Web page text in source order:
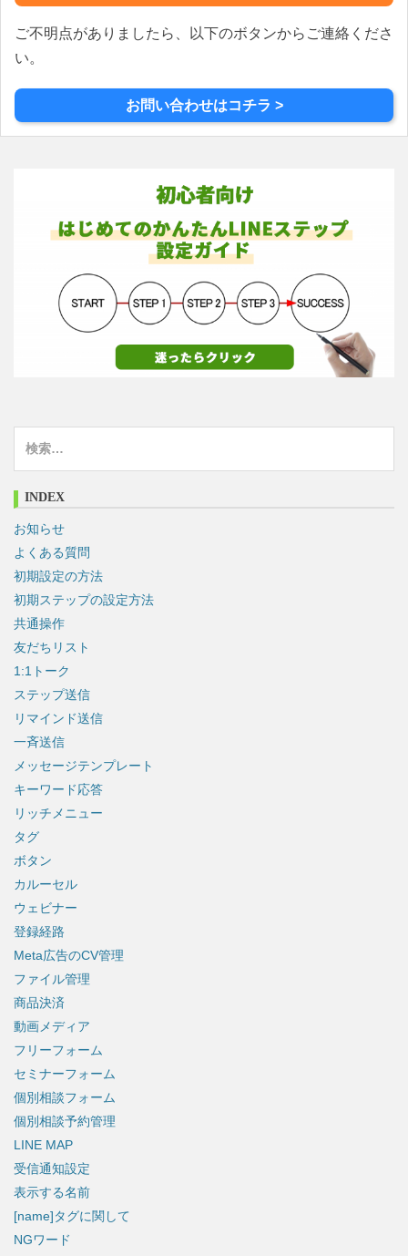
ョ
ン
ご不明点がありましたら、以下のボタンからご連絡くださ
い。
お問い合わせはコチラ >
検
:
INDEX
お知らせ
よくある質問
初期設定の方法
初期ステップの設定方法
共通操作
友だちリスト
1:1トーク
ステップ送信
リマインド送信
一斉送信
メッセージテンプレート
キーワード応答
リッチメニュー
タグ
ボタン
カルーセル
ウェビナー
登録経路
Meta広告のCV管理
ファイル管理
商品決済
動画メディア
フリーフォーム
セミナーフォーム
個別相談フォーム
個別相談予約管理
LINE MAP
受信通知設定
表示する名前
[name]タグに関して
NGワード